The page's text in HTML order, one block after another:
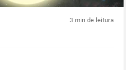
3 min de leitura